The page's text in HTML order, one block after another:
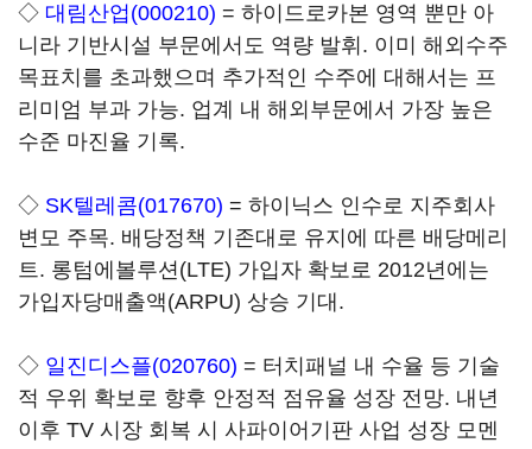
◇ 대림산업(000210) = 하이드로카본 영역 뿐만 아
니라 기반시설 부문에서도 역량 발휘. 이미 해외수주
목표치를 초과했으며 추가적인 수주에 대해서는 프
리미엄 부과 가능. 업계 내 해외부문에서 가장 높은
수준 마진율 기록.
◇ SK텔레콤(017670) = 하이닉스 인수로 지주회사
변모 주목. 배당정책 기존대로 유지에 따른 배당메리
트. 롱텀에볼루션(LTE) 가입자 확보로 2012년에는
가입자당매출액(ARPU) 상승 기대.
◇ 일진디스플(020760) = 터치패널 내 수율 등 기술
적 우위 확보로 향후 안정적 점유율 성장 전망. 내년
이후 TV 시장 회복 시 사파이어기판 사업 성장 모멘